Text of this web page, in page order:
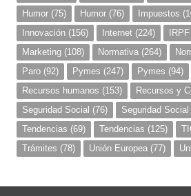
Humor (75) Humor (76) Impuestos
Innovación (156) Internet (224) IRPF
Marketing (108) Normativa (264)
Paro (92) Pymes (247) Pymes (94)
Recursos humanos (153) Recursos y
Seguridad Social (76) Seguridad Social
Tendencias (69) Tendencias (125)
Trámites (78) Unión Europea (77)